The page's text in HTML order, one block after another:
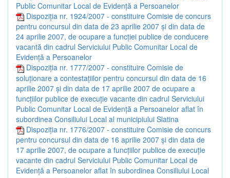
Public Comunitar Local de Evidenţă a Persoanelor
Dispoziția nr. 1924/2007 - constituire Comisie de concurs
pentru concursul din data de 23 aprilie 2007 şi din data de
24 aprilie 2007, de ocupare a funcţiei publice de conducere
vacantă din cadrul Serviciului Public Comunitar Local de
Evidenţă a Persoanelor
Dispoziția nr. 1777/2007 - constituire Comisie de
soluţionare a contestaţiilor pentru concursul din data de 16
aprilie 2007 şi din data de 17 aprilie 2007 de ocupare a
funcţiilor publice de execuţie vacante din cadrul Serviciului
Public Comunitar Local de Evidenţă a Persoanelor aflat în
subordinea Consiliului Local al municipiului Slatina
Dispoziția nr. 1776/2007 - constituire Comisie de concurs
pentru concursul din data de 16 aprilie 2007 şi din data de
17 aprilie 2007, de ocupare a funcţiilor publice de execuţie
vacante din cadrul Serviciului Public Comunitar Local de
Evidenţă a Persoanelor aflat în subordinea Consiliului Local